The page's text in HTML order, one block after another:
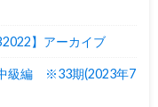
】アーカイブ
級編 ※33期(2023年7